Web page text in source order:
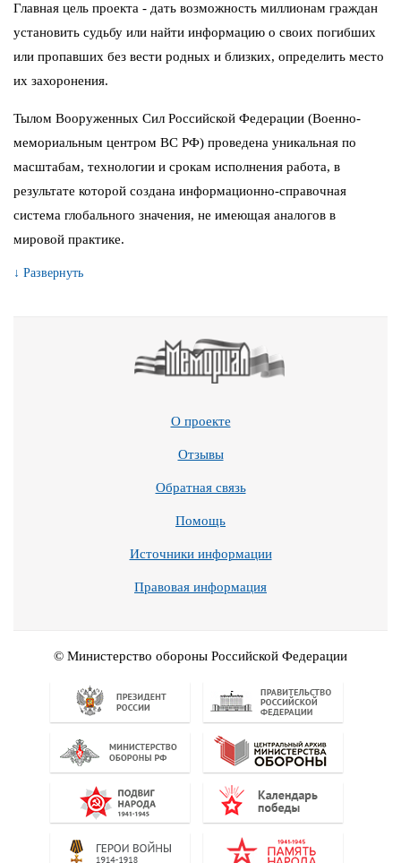
Главная цель проекта - дать возможность миллионам граждан
установить судьбу или найти информацию о своих погибших
или пропавших без вести родных и близких, определить место
их захоронения.
Тылом Вооруженных Сил Российской Федерации (Военно-
мемориальным центром ВС РФ) проведена уникальная по
масштабам, технологии и срокам исполнения работа, в
результате которой создана информационно-справочная
система глобального значения, не имеющая аналогов в
мировой практике.
↓ Развернуть
О проекте
Отзывы
Обратная связь
Помощь
Источники информации
Правовая информация
© Министерство обороны Российской Федерации